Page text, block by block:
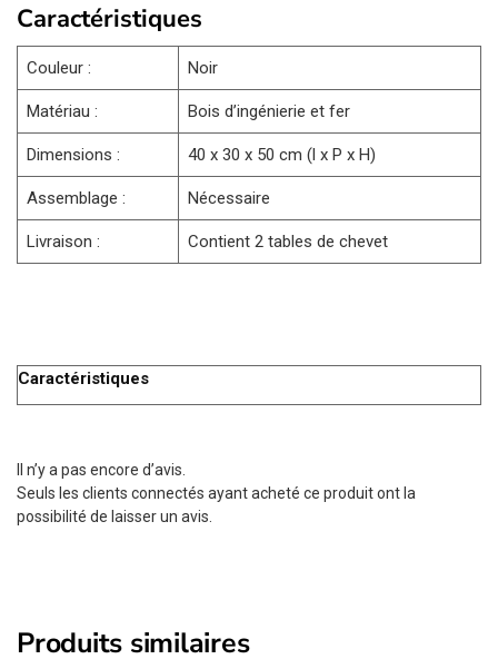
Caractéristiques
Couleur : Noir
Matériau : Bois d’ingénierie et fer
Dimensions : 40 x 30 x 50 cm (l x P x H)
Assemblage : Nécessaire
Livraison : Contient 2 tables de chevet
Caractéristiques
Il n’y a pas encore d’avis.
Seuls les clients connectés ayant acheté ce produit ont la
possibilité de laisser un avis.
Produits similaires